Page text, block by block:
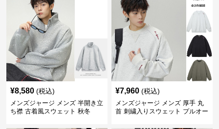
¥8,580 (税込)
メンズジャージ メンズ 半開き立
ち襟 古着風スウェット 秋冬
¥7,960 (税込)
メンズジャージ メンズ 厚手 丸
首 刺繍入りスウェット プルオー